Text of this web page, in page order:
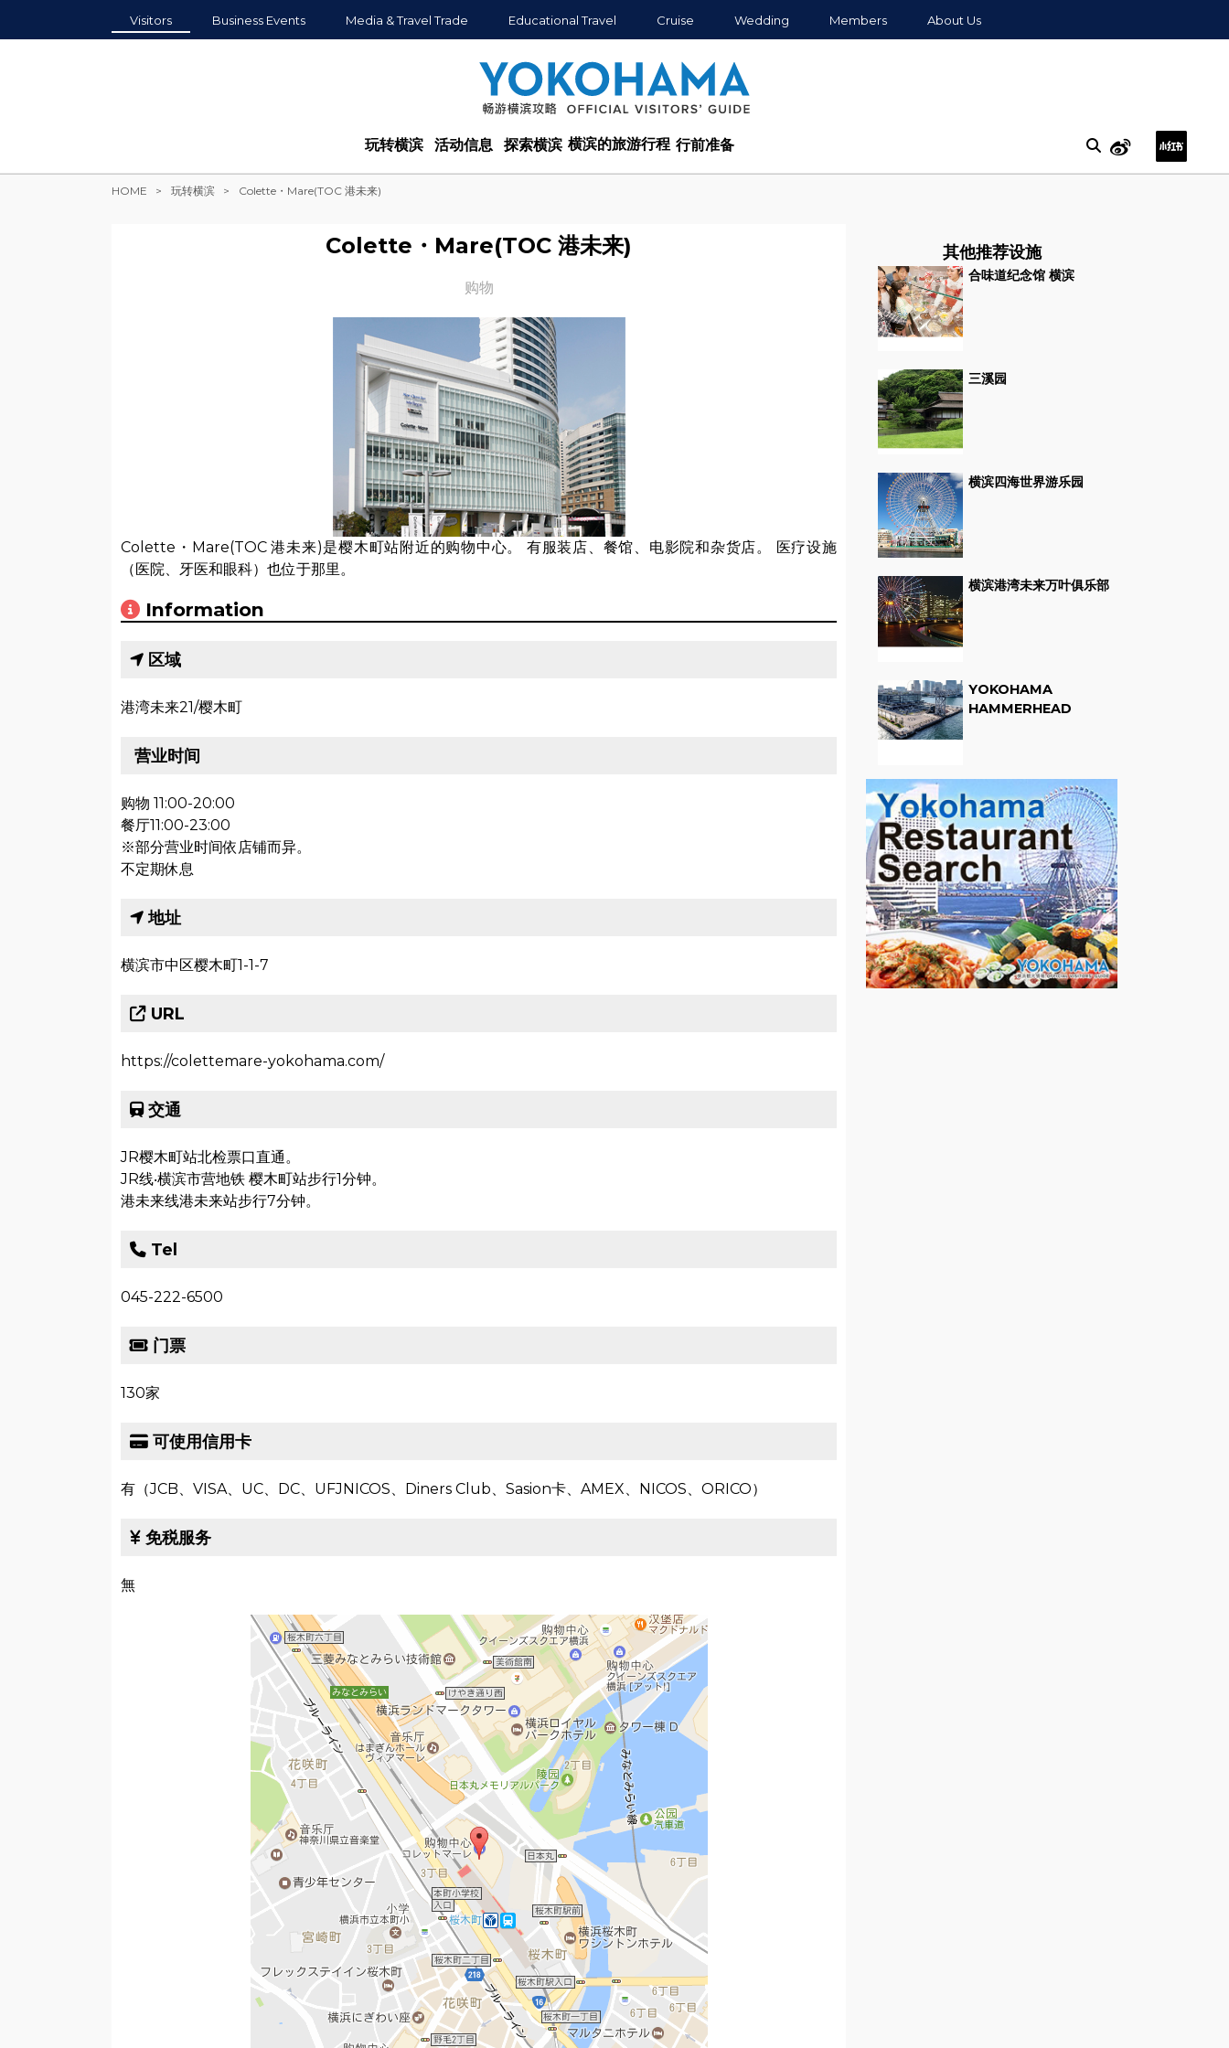
Visitors Business Events Media & Travel Trade Educational Travel Cruise Wedding Members About Us
玩转横滨 活动信息 探索横滨 横滨的旅游行程 行前准备
HOME 玩转横滨 Colette・Mare(TOC 港未来)
Colette・Mare(TOC 港未来)
购物
Colette・Mare(TOC 港未来)是樱木町站附近的购物中心。 有服装店、餐馆、电影院和杂货店。 医疗设施
（医院、牙医和眼科）也位于那里。
Information
区域
港湾未来21/樱木町
营业时间
购物 11:00-20:00
餐厅11:00-23:00
※部分营业时间依店铺而异。
不定期休息
地址
横滨市中区樱木町1-1-7
URL
https://colettemare-yokohama.com/
交通
JR樱木町站北检票口直通。
JR线‧横滨市营地铁 樱木町站步行1分钟。
港未来线港未来站步行7分钟。
Tel
045-222-6500
门票
130家
可使用信用卡
有（JCB、VISA、UC、DC、UFJNICOS、Diners Club、Sasion卡、AMEX、NICOS、ORICO）
免税服务
無
其他推荐设施
合味道纪念馆 横滨
三溪园
横滨四海世界游乐园
横滨港湾未来万叶俱乐部
YOKOHAMA
HAMMERHEAD